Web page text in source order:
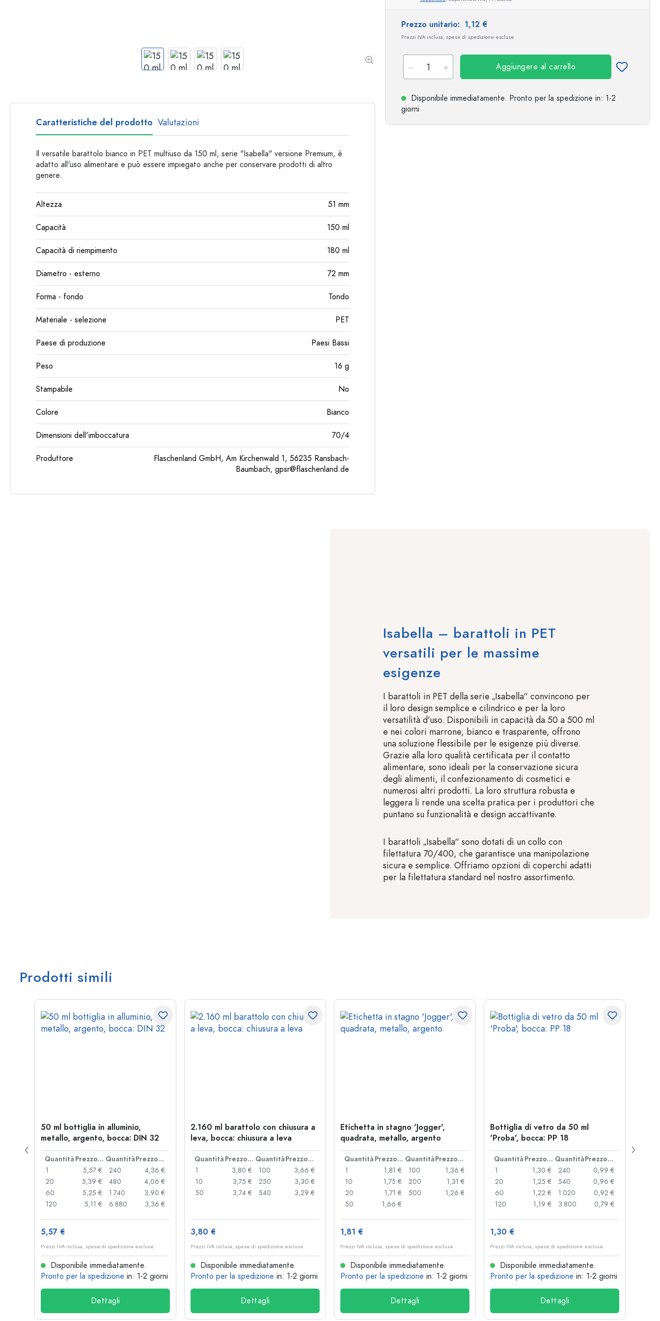
Bottiglie sfaccettate
Bottiglie cilindriche
Prezzo unitario: 1,12 €
Prezzi IVA inclusa, spese di spedizione escluse
Aggiungere al carrello
Disponibile immediatamente. Pronto per la spedizione in: 1-2
giorni
Caratteristiche del prodotto Valutazioni
Il versatile barattolo bianco in PET multiuso da 150 ml, serie "Isabella" versione Premium, è
adatto all'uso alimentare e può essere impiegato anche per conservare prodotti di altro
genere.
Altezza 51 mm
Capacità 150 ml
Capacità di riempimento 180 ml
Diametro - esterno 72 mm
Forma - fondo Tondo
Materiale - selezione PET
Paese di produzione Paesi Bassi
Peso 16 g
Stampabile No
Colore Bianco
Dimensioni dell'imboccatura 70/4
Produttore
Flaschenland GmbH, Am Kirchenwald 1, 56235 Ransbach-
Baumbach, gpsr@flaschenland.de
Isabella – barattoli in PET
versatili per le massime
esigenze
I barattoli in PET della serie „Isabella“ convincono per
il loro design semplice e cilindrico e per la loro
versatilità d’uso. Disponibili in capacità da 50 a 500 ml
e nei colori marrone, bianco e trasparente, offrono
una soluzione flessibile per le esigenze più diverse.
Grazie alla loro qualità certificata per il contatto
alimentare, sono ideali per la conservazione sicura
degli alimenti, il confezionamento di cosmetici e
numerosi altri prodotti. La loro struttura robusta e
leggera li rende una scelta pratica per i produttori che
puntano su funzionalità e design accattivante.
I barattoli „Isabella“ sono dotati di un collo con
filettatura 70/400, che garantisce una manipolazione
sicura e semplice. Offriamo opzioni di coperchi adatti
per la filettatura standard nel nostro assortimento.
Prodotti simili
50 ml bottiglia in alluminio,
metallo, argento, bocca: DIN 32
Quantità Prezzo cad. Quantità
Prezzo cad.
1
5,57 €
20
5,39 €
60
5,25 €
120
5,11 €
240
4,36 €
480
4,06 €
1.740
3,90 €
6.880
3,36 €
5,57 €
Prezzi IVA inclusa, spese di spedizione escluse
Disponibile immediatamente.
Pronto per la spedizione in: 1-2 giorni
Dettagli
2.160 ml barattolo con chiusura a
leva, bocca: chiusura a leva
Quantità Prezzo cad. Quantità
Prezzo cad.
1
3,80 €
10
3,75 €
50
3,74 €
100
3,66 €
250
3,30 €
540
3,29 €
3,80 €
Prezzi IVA inclusa, spese di spedizione escluse
Disponibile immediatamente.
Pronto per la spedizione in: 1-2 giorni
Dettagli
Etichetta in stagno 'Jogger',
quadrata, metallo, argento
Quantità Prezzo cad. Quantità
Prezzo cad.
1
1,81 €
10
1,75 €
20
1,71 €
50
1,66 €
100
1,36 €
200
1,31 €
500
1,26 €
1,81 €
Prezzi IVA inclusa, spese di spedizione escluse
Disponibile immediatamente.
Pronto per la spedizione in: 1-2 giorni
Dettagli
Bottiglia di vetro da 50 ml
'Proba', bocca: PP 18
Quantità Prezzo cad. Quantità
Prezzo cad.
1
1,30 €
20
1,25 €
60
1,22 €
120
1,19 €
240
0,99 €
540
0,96 €
1.020
0,92 €
3.800
0,79 €
1,30 €
Prezzi IVA inclusa, spese di spedizione escluse
Disponibile immediatamente.
Pronto per la spedizione in: 1-2 giorni
Dettagli